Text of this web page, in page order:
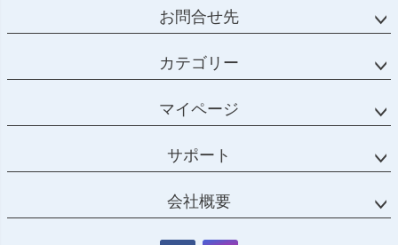
お問合せ先
カテゴリー
マイページ
サポート
会社概要